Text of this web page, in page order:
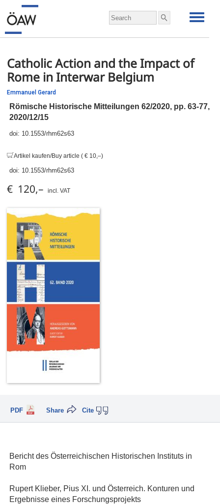
Catholic Action and the Impact of
Rome in Interwar Belgium
Emmanuel Gerard
Römische Historische Mitteilungen 62/2020, pp. 63-77,
2020/12/15
doi: 10.1553/rhm62s63
Artikel kaufen/Buy article ( € 10,–)
doi: 10.1553/rhm62s63
€ 120,– incl. VAT
PDF Cite
Share
Bericht des Österreichischen Historischen Instituts in
Rom
Rupert Klieber, Pius XI. und Österreich. Konturen und
Ergebnisse eines Forschungsprojekts